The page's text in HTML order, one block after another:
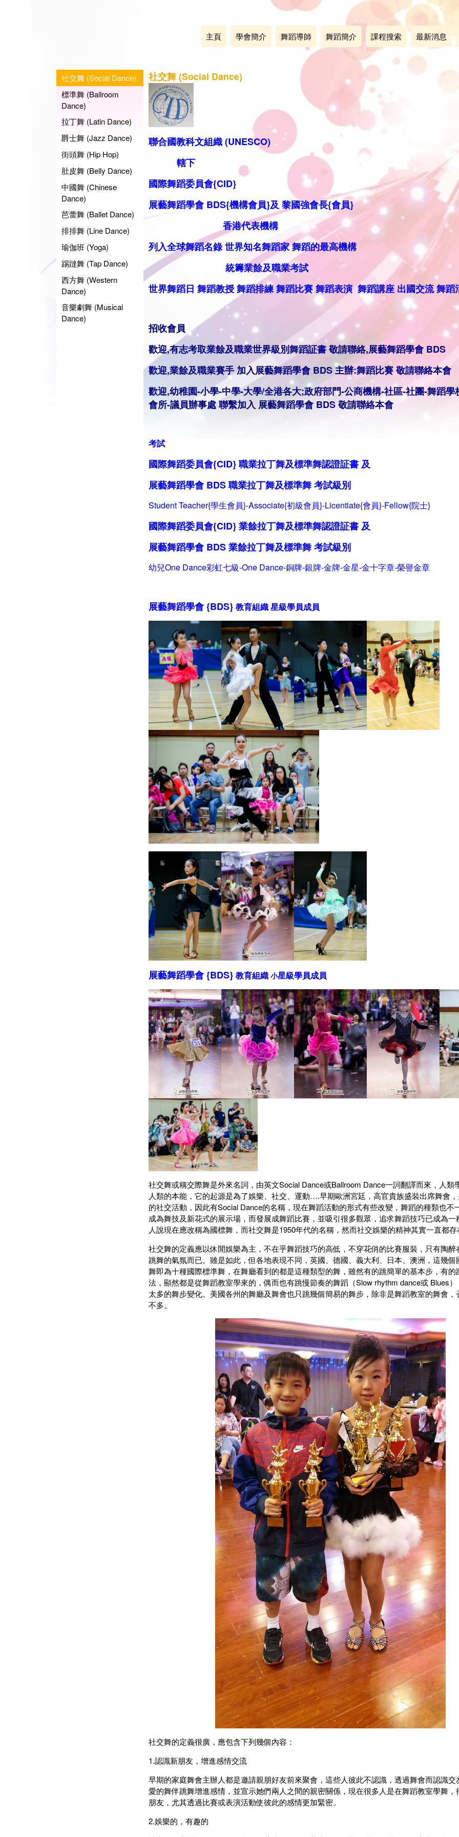
主頁 學會簡介 舞蹈導師 舞蹈簡介 課程搜索 最新消息
社交舞 (Social Dance)
標準舞 (Ballroom
Dance)
拉丁舞 (Latin Dance)
爵士舞 (Jazz Dance)
街頭舞 (Hip Hop)
肚皮舞 (Belly Dance)
中國舞 (Chinese
Dance)
芭蕾舞 (Ballet Dance)
排排舞 (Line Dance)
瑜伽班 (Yoga)
踢躂舞 (Tap Dance)
西方舞 (Western
Dance)
音樂劇舞 (Musical
Dance)
社交舞 (Social Dance)
聯合國教科文組織 (UNESCO)
轄下
國際舞蹈委員會{CID}
展藝舞蹈學會 BDS{機構會員}及 黎國強會長{會員}
香港代表機構
列入全球舞蹈名錄世界知名舞蹈家 舞蹈的最高機構
統籌業餘及職業考試
世界舞蹈日 舞蹈教授舞蹈排練舞蹈比賽 舞蹈表演 舞蹈講座 出國交流 舞蹈
招收會員
歡迎,有志考取業餘及職業世界級別舞蹈証書 敬請聯絡,展藝舞蹈學會 BDS
歡迎,業餘及職業賽手加入展藝舞蹈學會 BDS 主辦:舞蹈比賽敬請聯絡本會
歡迎,幼稚園-小學-中學-大學/全港各大;政府部門-公商機構-社區-社團-舞蹈學
會所-議員辦事處 聯繫加入 展藝舞蹈學會 BDS敬請聯絡本會
考試
國際舞蹈委員會{CID} 職業拉丁舞及標準舞認證証書及
展藝舞蹈學會 BDS職業拉丁舞及標準舞考試級別
Student Teacher{學生會員}-Associate{初級會員}-Licentiate{會員}-Fellow{院士}
國際舞蹈委員會{CID} 業餘拉丁舞及標準舞認證証書及
展藝舞蹈學會 BDS業餘拉丁舞及標準舞考試級別
幼兒One Dance彩虹七級-One Dance-銅牌-銀牌-金牌-金星-金十字章-榮譽金章
展藝舞蹈學會 {BDS} 教育組織 星級學員成員
展藝舞蹈學會 {BDS} 教育組織 小星級學員成員
社交舞或稱交際舞是外來名詞，由英文Social Dance或Ballroom Dance一詞翻譯而來，人類
人類的本能，它的起源是為了娛樂、社交、運動….早期歐洲宮廷，高官貴族盛裝出席舞會
的社交活動，因此有Social Dance的名稱，現在舞蹈活動的形式有些改變，舞蹈的種類也不
成為舞技及新花式的展示場，而發展成舞蹈比賽，並吸引很多觀眾，追求舞蹈技巧已成為一
人說現在應改稱為國標舞，而社交舞是1950年代的名稱，然而社交娛樂的精神其實一直都
社交舞的定義應以休閒娛樂為主，不在乎舞蹈技巧的高低，不穿花俏的比賽服裝，只有陶醉
跳舞的氣氛而已。雖是如此，但各地表現不同，英國、德國、義大利、日本、澳洲，這幾個
舞即為十種國際標準舞，在舞廳看到的都是這種類型的舞，雖然有的跳簡單的基本步，有的
法，顯然都是從舞蹈教室學來的，偶而也有跳慢節奏的舞蹈（Slow rhythm dance或 Blues
太多的舞步變化。美國各州的舞廳及舞會也只跳幾個簡易的舞步，除非是舞蹈教室的舞會，
不多。
社交舞的定義很廣，應包含下列幾個內容：
1.認識新朋友，增進感情交流
早期的家庭舞會主辦人都是邀請親朋好友前來聚會，這些人彼此不認識，透過舞會而認識交
愛的舞伴跳舞增進感情，並宣示她們兩人之間的親密關係，現在很多人是在舞蹈教室學舞，
朋友，尤其透過比賽或表演活動使彼此的感情更加緊密。
2.娛樂的，有趣的